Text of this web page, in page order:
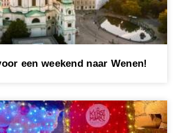
een weekend naar Wenen!